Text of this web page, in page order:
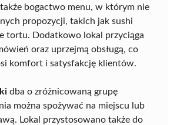
bogactwo menu, w którym nie
propozycji, takich jak sushi
tortu. Dodatkowo lokal przyciąga
oraz uprzejmą obsługą, co
komfort i satysfakcję klientów.
dba o zróżnicowaną grupę
można spożywać na miejscu lub
Lokal przystosowano także do